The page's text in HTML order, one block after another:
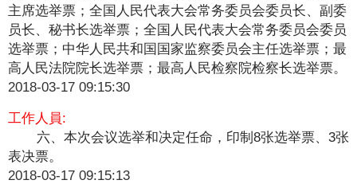
主席选举票；全国人民代表大会常务委员会委员长、副委
员长、秘书长选举票；全国人民代表大会常务委员会委员
选举票；中华人民共和国国家监察委员会主任选举票；最
高人民法院院长选举票；最高人民检察院检察长选举票。
2018-03-17 09:15:30
工作人員:
六、本次会议选举和决定任命，印制8张选举票、3张
表决票。
2018-03-17 09:15:13